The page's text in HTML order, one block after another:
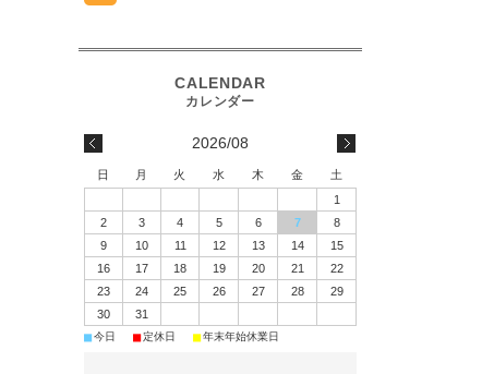
2026/08
日 月 火 水 木 金
土
1
2
3 4 5 6 7
8
9
10 11 12 13 14
15
16
17 18 19 20 21
22
23
24 25 26 27 28
29
30
31
■今日 ■定休日 ■年末年始休業日